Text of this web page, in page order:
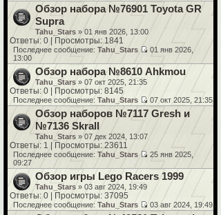
Обзор набора №76901 Toyota GR
Supra
Tahu_Stars » 01 янв 2026, 13:00
Ответы: 0 | Просмотры: 1841
Последнее сообщение: Tahu_Stars
01 янв 2026,
13:00
Обзор набора №8610 Ahkmou
Tahu_Stars » 07 окт 2025, 21:35
Ответы: 0 | Просмотры: 8145
Последнее сообщение: Tahu_Stars 07 окт 2025, 21:35
Обзор наборов №7117 Gresh и
№7136 Skrall
Tahu_Stars » 07 дек 2024, 13:07
Ответы: 1 | Просмотры: 23611
Последнее сообщение: Tahu_Stars
25 янв 2025,
09:27
Обзор игры Lego Racers 1999
Tahu_Stars » 03 авг 2024, 19:49
Ответы: 0 | Просмотры: 37095
Последнее сообщение: Tahu_Stars 03 авг 2024, 19:49